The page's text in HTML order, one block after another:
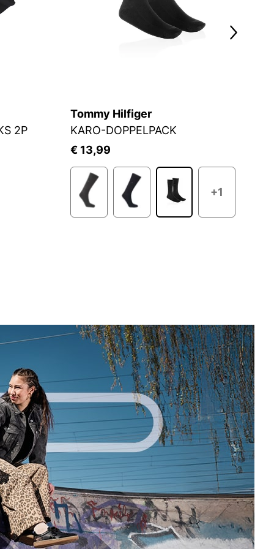
2P
Tommy Hilfiger
KARO-DOPPELPACK
€ 13,99
+1